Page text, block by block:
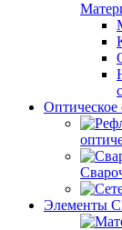
Оптическое
Элементы